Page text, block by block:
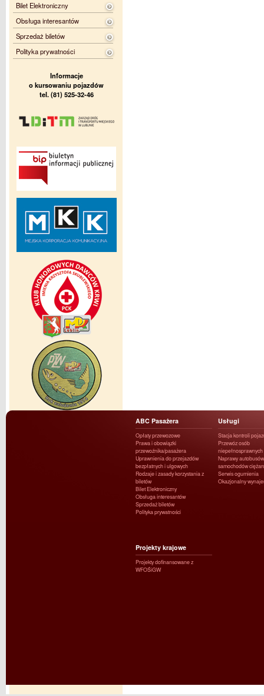
Bilet Elektroniczny
Obsługa interesantów
Sprzedaż biletów
Polityka prywatności
Informacje
o kursowaniu pojazdów
tel. (81) 525-32-46
ABC Pasażera
Opłaty przewozowe
Prawa i obowiązki
przewoźnika/pasażera
Uprawnienia do przejazdów
bezpłatnych i ulgowych
Rodzaje i zasady korzystania z
biletów
Bilet Elektroniczny
Obsługa interesantów
Sprzedaż biletów
Polityka prywatności
Usługi
Stacja kontroli
Przewóz osób
niepełnosprawnych
Naprawy
samochodów
Serwis ogumienia
Okazjonalny
Projekty krajowe
Projekty dofinansowane z
WFOŚiGW